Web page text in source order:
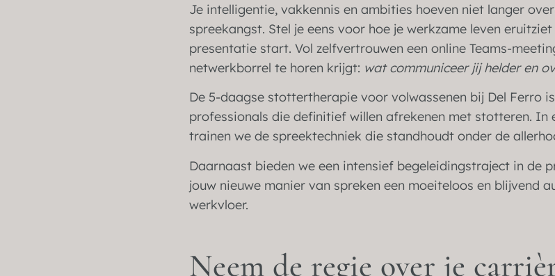
Je intelligentie, vakkennis en ambities hoeven niet langer
spreekangst. Stel je eens voor hoe je werkzame leven
presentatie start. Vol zelfvertrouwen een online Teams-
netwerkborrel te horen krijgt: wat communiceer jij helder en
De 5-daagse stottertherapie voor volwassenen bij Del Ferro
professionals die definitief willen afrekenen met stotteren. In
trainen we de spreektechniek die standhoudt onder de
Daarnaast bieden we een intensief begeleidingstraject in de
jouw nieuwe manier van spreken een moeiteloos en blijvend
werkvloer.
Neem de regie over je